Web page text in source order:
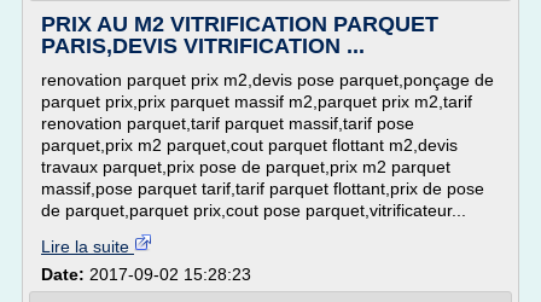
PRIX AU M2 VITRIFICATION PARQUET
PARIS,DEVIS VITRIFICATION ...
renovation parquet prix m2,devis pose parquet,ponçage de
parquet prix,prix parquet massif m2,parquet prix m2,tarif
renovation parquet,tarif parquet massif,tarif pose
parquet,prix m2 parquet,cout parquet flottant m2,devis
travaux parquet,prix pose de parquet,prix m2 parquet
massif,pose parquet tarif,tarif parquet flottant,prix de pose
de parquet,parquet prix,cout pose parquet,vitrificateur...
Lire la suite
Date: 2017-09-02 15:28:23